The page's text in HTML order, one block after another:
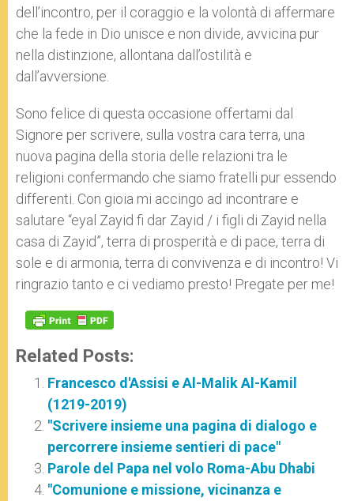
dell’incontro, per il coraggio e la volontà di affermare
che la fede in Dio unisce e non divide, avvicina pur
nella distinzione, allontana dall’ostilità e
dall’avversione.
Sono felice di questa occasione offertami dal
Signore per scrivere, sulla vostra cara terra, una
nuova pagina della storia delle relazioni tra le
religioni confermando che siamo fratelli pur essendo
differenti. Con gioia mi accingo ad incontrare e
salutare “eyal Zayid fi dar Zayid / i figli di Zayid nella
casa di Zayid”, terra di prosperità e di pace, terra di
sole e di armonia, terra di convivenza e di incontro! Vi
ringrazio tanto e ci vediamo presto! Pregate per me!
Related Posts:
Francesco d'Assisi e Al-Malik Al-Kamil
(1219-2019)
"Scrivere insieme una pagina di dialogo e
percorrere insieme sentieri di pace"
Parole del Papa nel volo Roma-Abu Dhabi
"Comunione e missione, vicinanza e